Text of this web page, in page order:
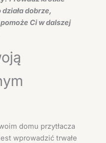
dobrze,
Ci w dalszej
domu przytłacza
wprowadzić trwałe